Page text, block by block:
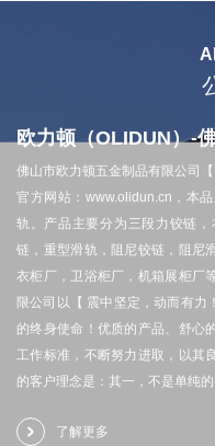
欧力顿（OLIDUN）-
佛山市欧力顿五金制品有限公司
官方网站：www.olidun.cn，本
轨。产品主要分为三段力铰链
链，重型滑轨，阻尼铰链，阻尼
衣柜厂，卫浴柜厂，机箱展柜厂
限公司以【 震中坚定，动而有力
的终身使命！优质的产品、舒心
工作标准，不断努力进取，以其
的客户理念是：其一，不是单纯
了解更多